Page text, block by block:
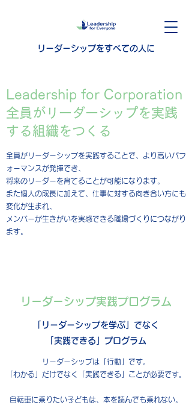
リーダーシップをすべての人に
Leadership for Corporation
全員がリーダーシップを実践
する組織をつくる
全員がリーダーシップを実践することで、より高いパフ
ォーマンスが発揮でき、
将来のリーダーを育てることが可能になります。
また個人の成長に加えて、仕事に対する向き合い方にも
変化が生まれ、
メンバーが生きがいを実感できる職場づくりにつながり
ます。
リーダーシップ実践プログラム
​​「リーダーシップを学ぶ」でなく
「実践できる」プログラム
リーダーシップは「行動」です。
「わかる」だけでなく「実践できる」ことが必要です。
自転車に乗りたい子どもは、本を読んでも乗れない。